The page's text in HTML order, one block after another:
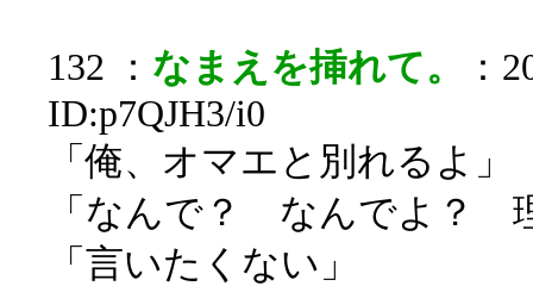
132 ： なまえを挿れて。
：
ID:p7QJH3/i0
「俺、オマエと別れるよ」
「なんで？ なんでよ？
「言いたくない」